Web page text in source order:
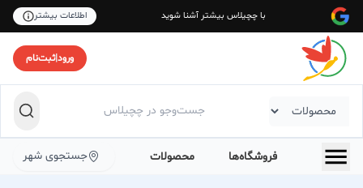
با چچیلاس بیشتر آشنا شوید اطلاعات بیشتر
ورود|ثبت‌نام
فروشگاه‌ها محصولات جستجوی شهر